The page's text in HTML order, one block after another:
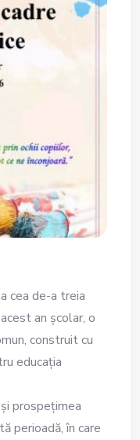
cea de-a treia
an școlar, o
construit cu
educația
prospețimea
perioadă, în care